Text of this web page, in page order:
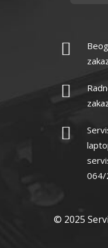
064/
© 2025